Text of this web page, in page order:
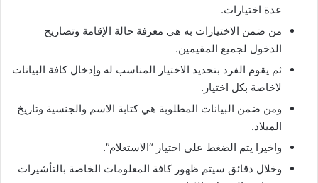
عدة اختيارات.
من ضمن الاختيارات به هي معرفة حالة الإقامة وتصاريح
الدخول لجميع المقيمين.
ثم يقوم الفرد بتحديد الاختيار المناسب له وإدخال كافة البيانات
لاخاصة بكل اختيار.
ومن ضمن البيانات المطلوبة هي كتابة الاسم والجنسية وتاريخ
الميلاد.
واخيرا يتم الضغط على اختيار “الاستعلام”.
وخلال دقائق سيتم ظهور كافة المعلومات الخاصة بالتأشيرات